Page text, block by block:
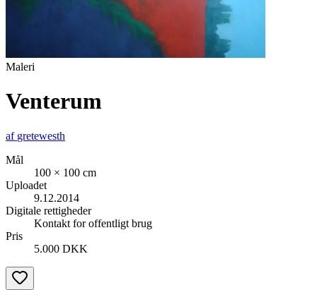
Maleri
Venterum
af gretewesth
Mål
100 × 100 cm
Uploadet
9.12.2014
Digitale rettigheder
Kontakt for offentligt brug
Pris
5.000 DKK